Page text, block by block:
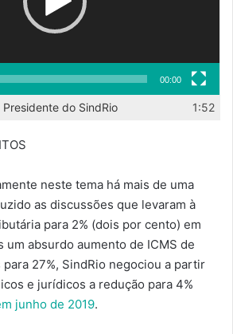
00:00
do SindRio 1:52
neste tema há mais de uma
as discussões que levaram à
para 2% (dois por cento) em
um absurdo aumento de ICMS de
27%, SindRio negociou a partir
e jurídicos a redução para 4%
junho de 2019.